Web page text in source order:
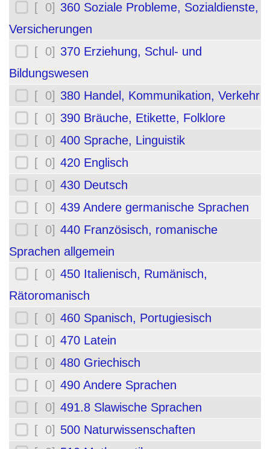
[ 0] 360 Soziale Probleme, Sozialdienste,
Versicherungen
[ 0] 370 Erziehung, Schul- und
Bildungswesen
[ 0] 380 Handel, Kommunikation, Verkehr
[ 0] 390 Bräuche, Etikette, Folklore
[ 0] 400 Sprache, Linguistik
[ 0] 420 Englisch
[ 0] 430 Deutsch
[ 0] 439 Andere germanische Sprachen
[ 0] 440 Französisch, romanische
Sprachen allgemein
[ 0] 450 Italienisch, Rumänisch,
Rätoromanisch
[ 0] 460 Spanisch, Portugiesisch
[ 0] 470 Latein
[ 0] 480 Griechisch
[ 0] 490 Andere Sprachen
[ 0] 491.8 Slawische Sprachen
[ 0] 500 Naturwissenschaften